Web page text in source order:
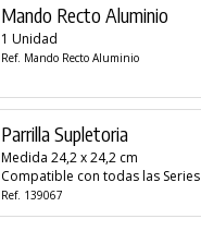
Mando Recto Aluminio
1 Unidad
Ref. Mando Recto Aluminio
Parrilla Supletoria
Medida 24,2 x 24,2 cm
Compatible con todas las Series
Ref. 139067